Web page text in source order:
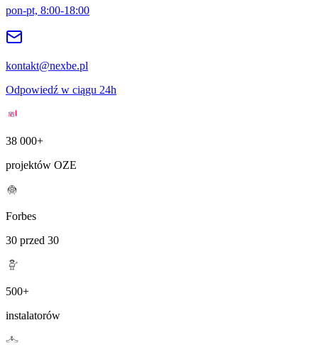
pon-pt, 8:00-18:00
kontakt@nexbe.pl
Odpowiedź w ciągu 24h
38 000+
projektów OZE
Forbes
30 przed 30
500+
instalatorów